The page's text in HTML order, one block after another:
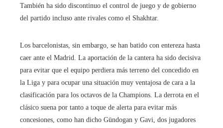
También ha sido discontinuo el control de juego y de gobierno
del partido incluso ante rivales como el Shakhtar.
Los barcelonistas, sin embargo, se han batido con entereza hasta
caer ante el Madrid. La aportación de la cantera ha sido decisiva
para evitar que el equipo perdiera más terreno del concedido en
la Liga y para ocupar una situación muy ventajosa de cara a la
clasificación para los octavos de la Champions. La derrota en el
clásico suena por tanto a toque de alerta para evitar más
concesiones, como han dicho Gündogan y Gavi, dos jugadores